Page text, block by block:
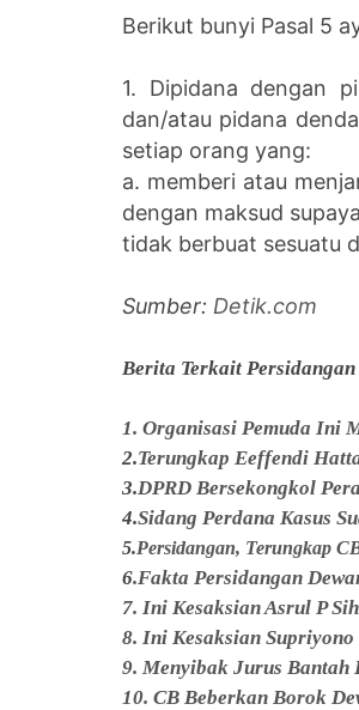
Berikut bunyi Pasal 5
1. Dipidana dengan
dan/atau pidana
setiap orang yang:
a. memberi atau
dengan maksud
tidak berbuat sesuatu
Sumber: Detik.com
Berita Terkait Persidangan
1. Organisasi Pemuda Ini
2.Terungkap Eeffendi
3.DPRD Bersekongkol
4.Sidang Perdana Kasus
5.Persidangan, Terungkap
6.Fakta Persidangan
7. Ini Kesaksian Asrul P
8. Ini Kesaksian
9. Menyibak Jurus Bantah
10. CB Beberkan Borok